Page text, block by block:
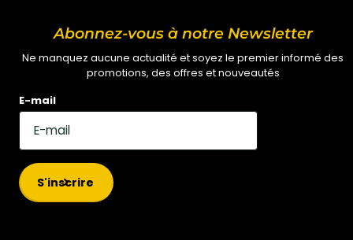
Abonnez-vous à notre Newsletter
Ne manquez aucune actualité et soyez le premier informé des
promotions, des offres et nouveautés
E-mail
S'inscrire